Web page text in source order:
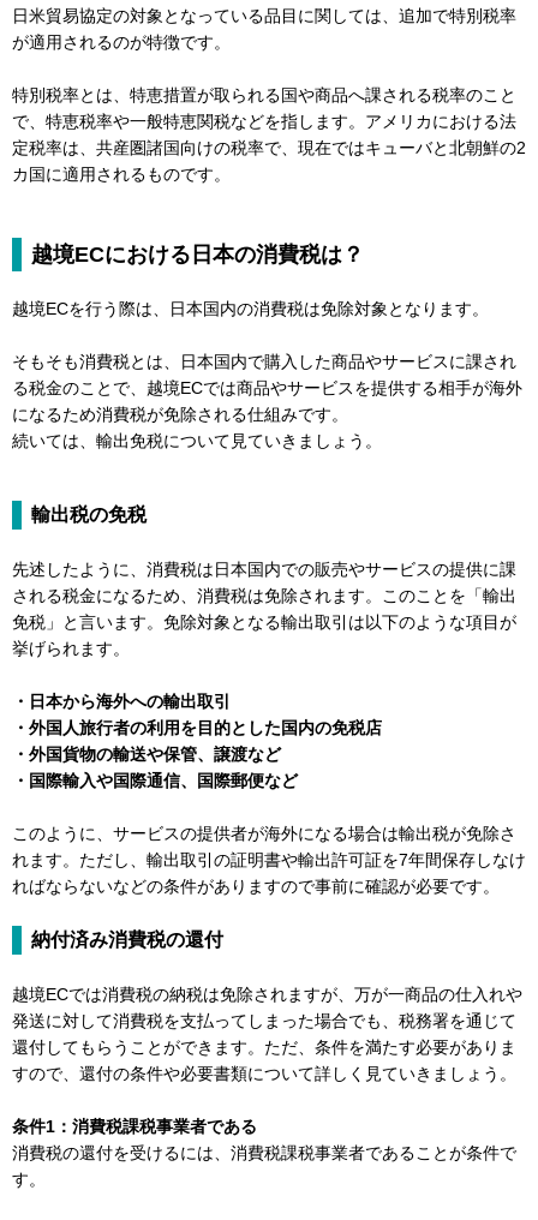
日米貿易協定の対象となっている品目に関しては、追加で特別税率
が適用されるのが特徴です。
特別税率とは、特恵措置が取られる国や商品へ課される税率のこと
で、特恵税率や一般特恵関税などを指します。アメリカにおける法
定税率は、共産圏諸国向けの税率で、現在ではキューバと北朝鮮の2
カ国に適用されるものです。
越境ECにおける日本の消費税は？
越境ECを行う際は、日本国内の消費税は免除対象となります。
そもそも消費税とは、日本国内で購入した商品やサービスに課され
る税金のことで、越境ECでは商品やサービスを提供する相手が海外
になるため消費税が免除される仕組みです。
続いては、輸出免税について見ていきましょう。
輸出税の免税
先述したように、消費税は日本国内での販売やサービスの提供に課
される税金になるため、消費税は免除されます。このことを「輸出
免税」と言います。免除対象となる輸出取引は以下のような項目が
挙げられます。
・日本から海外への輸出取引
・外国人旅行者の利用を目的とした国内の免税店
・外国貨物の輸送や保管、譲渡など
・国際輸入や国際通信、国際郵便など
このように、サービスの提供者が海外になる場合は輸出税が免除さ
れます。ただし、輸出取引の証明書や輸出許可証を7年間保存しなけ
ればならないなどの条件がありますので事前に確認が必要です。
納付済み消費税の還付
越境ECでは消費税の納税は免除されますが、万が一商品の仕入れや
発送に対して消費税を支払ってしまった場合でも、税務署を通じて
還付してもらうことができます。ただ、条件を満たす必要がありま
すので、還付の条件や必要書類について詳しく見ていきましょう。
条件1：消費税課税事業者である
消費税の還付を受けるには、消費税課税事業者であることが条件で
す。